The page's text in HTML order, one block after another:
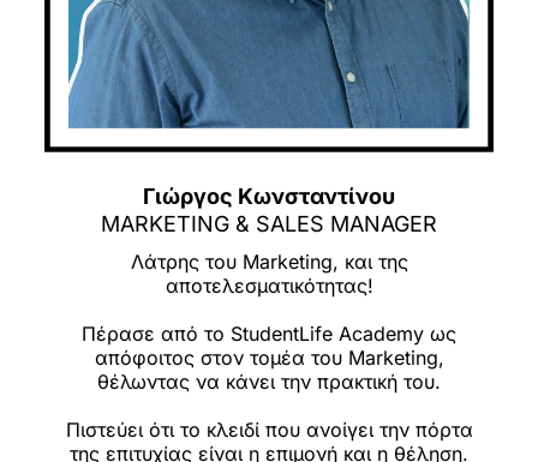
Γιώργος Κωνσταντίνου
MARKETING & SALES MANAGER
Λάτρης του Marketing, και της
αποτελεσματικότητας!
Πέρασε από το StudentLife Academy ως
απόφοιτος στον τομέα του Marketing,
θέλωντας να κάνει την πρακτική του.
Πιστεύει ότι το κλειδί που ανοίγει την πόρτα
της επιτυχίας είναι η επιμονή και η θέληση.